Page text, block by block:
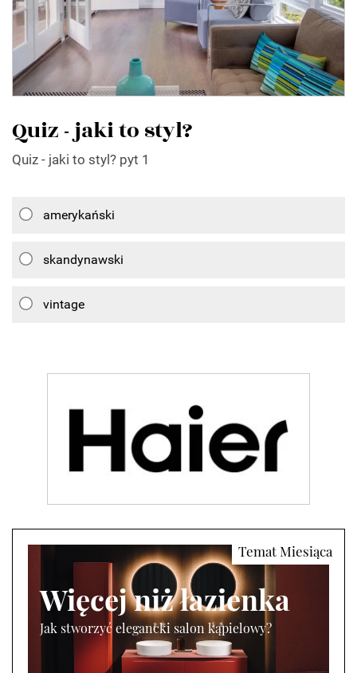
Quiz - jaki to styl?
Quiz - jaki to styl? pyt 1
amerykański
skandynawski
vintage
Więcej niż łazienka
Jak stworzyć elegancki salon kąpielowy?